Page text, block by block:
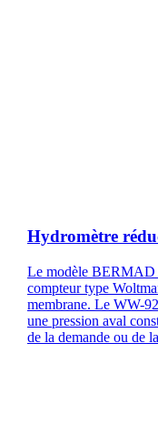
Hydromètre
Le modèle BERMAD
compteur type
membrane. Le WW-
une pression aval
de la demande ou de